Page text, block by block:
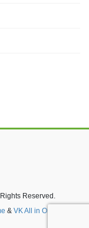
Reserved.
& VK All in One